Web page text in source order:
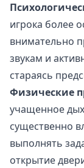
игрока более
внимательно
звукам и
стараясь
Физические
учащенное
существенно
выполнять
открытие